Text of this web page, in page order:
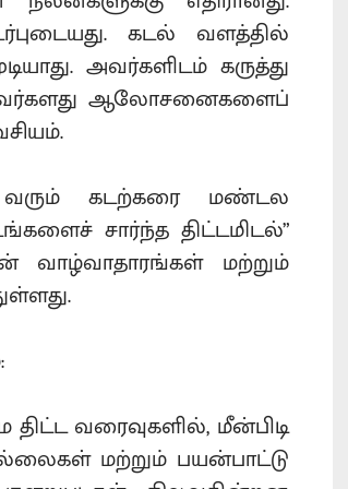
கடல் வளத்தில்
அவர்களிடம் கருத்து
அவர்களது ஆலோசனைகளைப்
வரும் கடற்கரை மண்டல
சார்ந்த திட்டமிடல்”
வாழ்வாதாரங்கள் மற்றும்
வரைவுகளில், மீன்பிடி
மற்றும் பயன்பாட்டு